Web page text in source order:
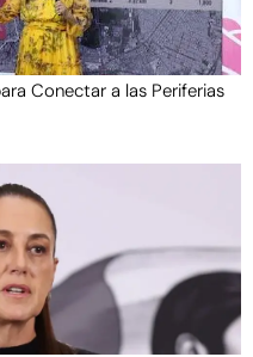
Conectar a las Periferias